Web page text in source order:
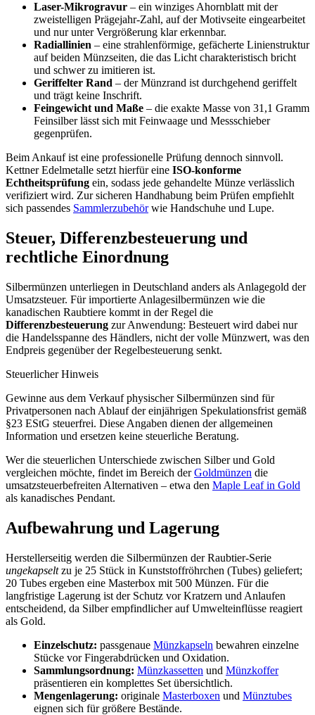
Laser-Mikrogravur – ein winziges Ahornblatt mit der
zweistelligen Prägejahr-Zahl, auf der Motivseite eingearbeitet
und nur unter Vergrößerung klar erkennbar.
Radiallinien – eine strahlenförmige, gefächerte Linienstruktur
auf beiden Münzseiten, die das Licht charakteristisch bricht
und schwer zu imitieren ist.
Geriffelter Rand – der Münzrand ist durchgehend geriffelt
und trägt keine Inschrift.
Feingewicht und Maße – die exakte Masse von 31,1 Gramm
Feinsilber lässt sich mit Feinwaage und Messschieber
gegenprüfen.
Beim Ankauf ist eine professionelle Prüfung dennoch sinnvoll.
Kettner Edelmetalle setzt hierfür eine ISO-konforme
Echtheitsprüfung ein, sodass jede gehandelte Münze verlässlich
verifiziert wird. Zur sicheren Handhabung beim Prüfen empfiehlt
sich passendes Sammlerzubehörwie Handschuhe und Lupe.
Steuer, Differenzbesteuerung und
rechtliche Einordnung
Silbermünzen unterliegen in Deutschland anders als Anlagegold der
Umsatzsteuer. Für importierte Anlagesilbermünzen wie die
kanadischen Raubtiere kommt in der Regel die
Differenzbesteuerung zur Anwendung: Besteuert wird dabei nur
die Handelsspanne des Händlers, nicht der volle Münzwert, was den
Endpreis gegenüber der Regelbesteuerung senkt.
Steuerlicher Hinweis
Gewinne aus dem Verkauf physischer Silbermünzen sind für
Privatpersonen nach Ablauf der einjährigen Spekulationsfrist gemäß
§23 EStG steuerfrei. Diese Angaben dienen der allgemeinen
Information und ersetzen keine steuerliche Beratung.
Wer die steuerlichen Unterschiede zwischen Silber und Gold
vergleichen möchte, findet im Bereich derGoldmünzen die
umsatzsteuerbefreiten Alternativen – etwa den Maple Leaf in Gold
als kanadisches Pendant.
Aufbewahrung und Lagerung
Herstellerseitig werden die Silbermünzen der Raubtier-Serie
ungekapseltzu je 25 Stück in Kunststoffröhrchen (Tubes) geliefert;
20 Tubes ergeben eine Masterbox mit 500 Münzen. Für die
langfristige Lagerung ist der Schutz vor Kratzern und Anlaufen
entscheidend, da Silber empfindlicher auf Umwelteinflüsse reagiert
als Gold.
Einzelschutz: passgenaue Münzkapseln bewahren einzelne
Stücke vor Fingerabdrücken und Oxidation.
Sammlungsordnung: Münzkassetten und Münzkoffer
präsentieren ein komplettes Set übersichtlich.
Mengenlagerung: originale Masterboxen und Münztubes
eignen sich für größere Bestände.